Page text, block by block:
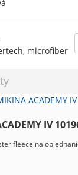
microfiber
IV
fleece na